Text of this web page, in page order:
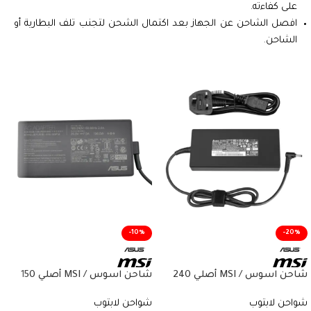
على كفاءته.
افصل الشاحن عن الجهاز بعد اكتمال الشحن لتجنب تلف البطارية أو
الشاحن.
-20%
شاحن اسوس / MSI أصلي 240
A20-240P2A / ADP-240EB B –
شواحن لابتوب
-10%
شاحن اسوس / MSI أصلي 150
A18-150P1A – Genuine Asus / MSI
شواحن لابتوب